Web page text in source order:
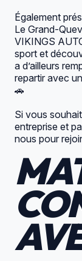
Également
Le Grand-
VIKINGS
sport et
a d’ailleurs
repartir avec
🚗
Si vous
entreprise et
nous pour